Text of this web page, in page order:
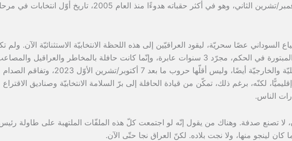
الاقتراع في 11 نوفمبر/تشرين الثاني، وهو في أكثر حقباته هدوءًا منذ العام 2005، تاريخ أوّل
السوداني عصًا سحريّة، ليقود العراقيّين إلى هذه اللحظة الانتخابيّة الاستثنائيّة الآن. ولم
سنوات السوداني المبتورة في الحكم، مجرّد 3 سنوات عابرة، وإنّما كانت حافلة بالمخاطر والعراقيل
والضغوطات الداخليّة والخارجيّة أيضًا، وليس أقلّها حروب ما بعد 7 أكتوبر/تشرين الأوّل 2023، وتفاقم الصدام
لكنّه، برغم ذلك، تمكّن من قيادة الحافلة إلى برّ السلامة الانتخابيّة وصناديق الاقتراع
الناس.
لا تصنع صدفة. وهناك من يقول إنّه لو اجتمعت كلّ هذه الملفّات الملتهبة على طاولة
كان لينجو منها، ولا نجت بلاده. لكنّ العراق نجا حتّى الآن.